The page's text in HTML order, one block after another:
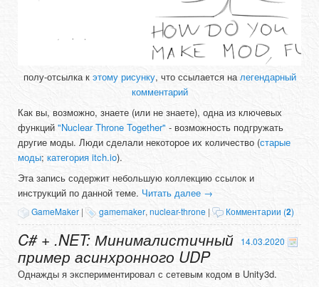
полу-отсылка к этому рисунку, что ссылается на легендарный
комментарий
Как вы, возможно, знаете (или не знаете), одна из ключевых
функций"Nuclear Throne Together" - возможность подгружать
другие моды. Люди сделали некоторое их количество (старые
моды;категория itch.io).
Эта запись содержит небольшую коллекцию ссылок и
инструкций по данной теме. Читать далее →
GameMaker | gamemaker,nuclear-throne | Комментарии (2)
14.03.2020
C# + .NET: Минималистичный
пример асинхронного UDP
Однажды я экспериментировал с сетевым кодом в Unity3d.